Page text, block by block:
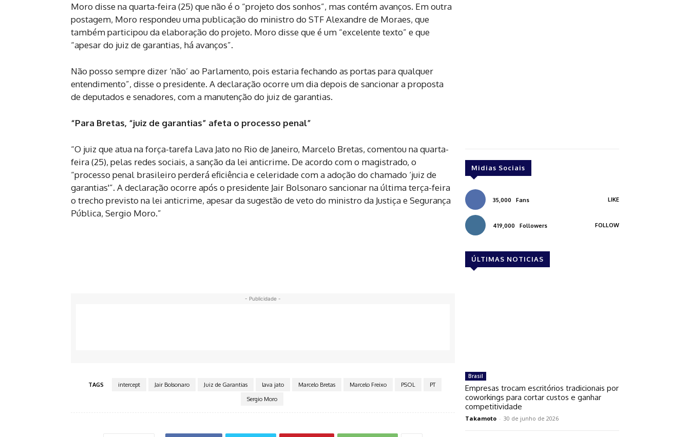
Moro disse na quarta-feira (25) que não é o “projeto dos sonhos”, mas contém avanços. Em outra
postagem, Moro respondeu uma publicação do ministro do STF Alexandre de Moraes, que
também participou da elaboração do projeto. Moro disse que é um “excelente texto” e que
“apesar do juiz de garantias, há avanços”.
Não posso sempre dizer ‘não’ ao Parlamento, pois estaria fechando as portas para qualquer
entendimento”, disse o presidente. A declaração ocorre um dia depois de sancionar a proposta
de deputados e senadores, com a manutenção do juiz de garantias.
“Para Bretas, “juiz de garantias” afeta o processo penal”
“O juiz que atua na força-tarefa Lava Jato no Rio de Janeiro, Marcelo Bretas, comentou na quarta-
feira (25), pelas redes sociais, a sanção da lei anticrime. De acordo com o magistrado, o
“processo penal brasileiro perderá eficiência e celeridade com a adoção do chamado ‘juiz de
garantias'”. A declaração ocorre após o presidente Jair Bolsonaro sancionar na última terça-feira
o trecho previsto na lei anticrime, apesar da sugestão de veto do ministro da Justiça e Segurança
Pública, Sergio Moro.”
- Publicidade -
TAGS intercept Jair Bolsonaro Juiz de Garantias lava jato Marcelo Bretas Marcelo Freixo PSOL
PT
Sergio Moro
Midias Sociais
35,000 Fans LIKE
419,000 Followers FOLLOW
ÚLTIMAS NOTICIAS
Brasil
Empresas trocam escritórios tradicionais por
coworkings para cortar custos e ganhar
competitividade
Takamoto - 30 de junho de 2026